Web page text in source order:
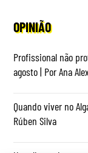
OPINIÃO
Profissional não
agosto | Por Ana
Quando viver no
Rúben Silva